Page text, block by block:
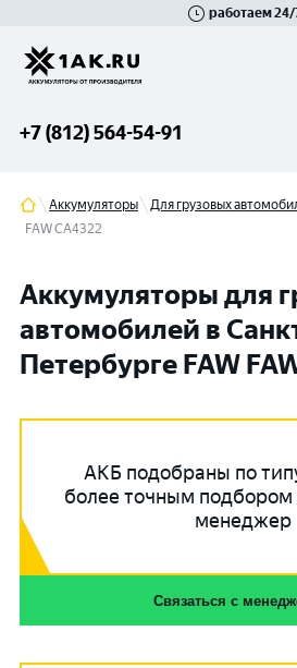
работаем 24/
+7 (812) 564-54-91
Аккумуляторы Для грузовых
FAW CA4322
Аккумуляторы для
автомобилей в
Петербурге FAW
АКБ подобраны по
более точным
менеджер
Связаться с
Гатчина